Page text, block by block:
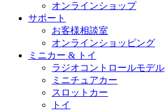
オンラインショップ
サポート
お客様相談室
オンラインショッピング
ミニカー & トイ
ラジオコントロールモデル
ミニチュアカー
スロットカー
トイ